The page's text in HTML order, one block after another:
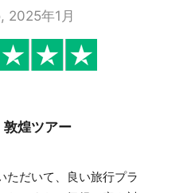
ので、心配していました
2025年1月
煌ツアー
ただいて、良い旅行プラ